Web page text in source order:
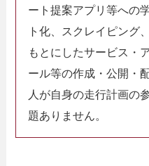
ート提案アプリ等への
ト化、スクレイピング
もとにしたサービス・
ール等の作成・公開・
人が自身の走行計画の
題ありません。